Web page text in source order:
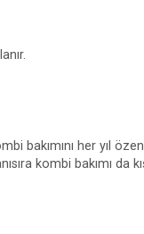
bakımını her yıl
kombi bakımı da